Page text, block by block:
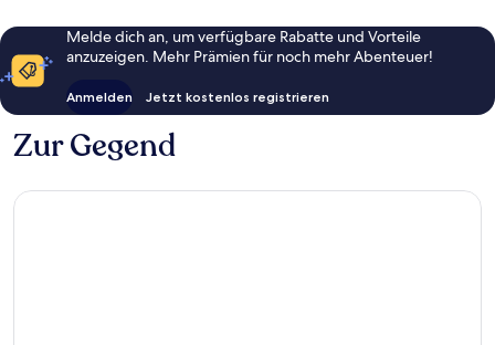
Melde dich an, um verfügbare Rabatte und Vorteile
anzuzeigen. Mehr Prämien für noch mehr Abenteuer!
Anmelden Jetzt kostenlos registrieren
Zur Gegend